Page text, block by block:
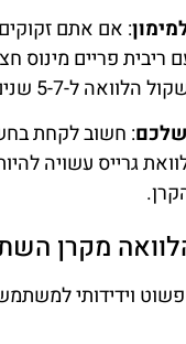
: אם אתם
עד 3 שנים עם ריבית
למרות הריבית הגבוהה יותר.
שלכם: חשוב לקחת
גרייס עשויה
מקרן
פשוט וידידותי